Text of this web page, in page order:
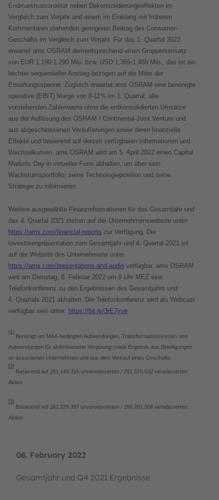
08. February 2022
Gesamtjahr und Q4 2021 Ergebnisse
Endmarktsaisonalität neben Dekonsolidierungseffekten im
Vergleich zum Vorjahr und einem im Einklang mit früheren
Kommentaren stehenden geringeren Beitrag des Consumer-
Geschäfts im Vergleich zum Vorjahr. Für das 1. Quartal 2022
erwartet ams OSRAM dementsprechend einen Gruppenumsatz
von EUR 1.190-1.290 Mio. bzw. USD 1.365-1.465 Mio., das ist ein
leichter sequentieller Anstieg bezogen auf die Mitte der
Erwartungsspanne. Zugleich erwartet ams OSRAM eine bereinigte
operative (EBIT) Marge von 8-11% im 1. Quartal; alle
vorstehenden Zahlenwerte ohne die entkonsolidierten Umsätze
aus der Auflösung des OSRAM / Continental-Joint Venture und
aus abgeschlossenen Veräußerungen sowie deren finanzielle
Effekte und basierend auf derzeit verfügbaren Informationen und
Wechselkursen. ams OSRAM wird am 5. April 2022 einen Capital
Markets Day in virtueller Form abhalten, um über sein
Wachstumsportfolio, seine Technologieposition und seine
Strategie zu informieren.
Weitere ausgewählte Finanzinformationen für das Gesamtjahr und
das 4. Quartal 2021 stehen auf der Unternehmenswebsite unter
https://ams.com/financial-reports zur Verfügung. Die
Investorenpräsentation zum Gesamtjahr und 4. Quartal 2021 ist
auf der Website des Unternehmens unter
https://ams.com/presentations-and-audio verfügbar. ams OSRAM
wird am Dienstag, 8. Februar 2022 um 9 Uhr MEZ eine
Telefonkonferenz zu den Ergebnissen des Gesamtjahrs und
4. Quartals 2021 abhalten. Die Telefonkonferenz wird als Webcast
verfügbar sein unter: https://bit.ly/3rE7yve
[1]
Bereinigt um M&A-bedingten Aufwendungen, Transformationskosten und
Aufwendungen für aktienbasierte Vergütung sowie Ergebnis aus Beteiligungen
an assoziierten Unternehmen und aus dem Verkauf eines Geschäfts
[2]
Basierend auf 261.149.316 unverwässerten / 261.576.532 verwässerten
Aktien
[3]
Basierend auf 261.229.387 unverwässerten / 266.201.308 verwässerten
Aktien